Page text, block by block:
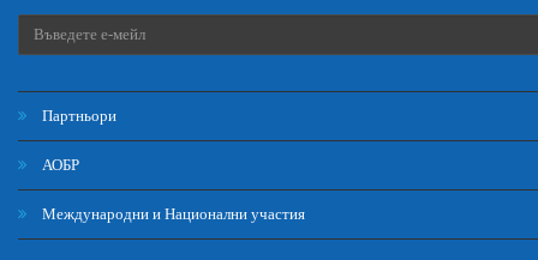
Партньори
АОБР
Международни и Национални участия